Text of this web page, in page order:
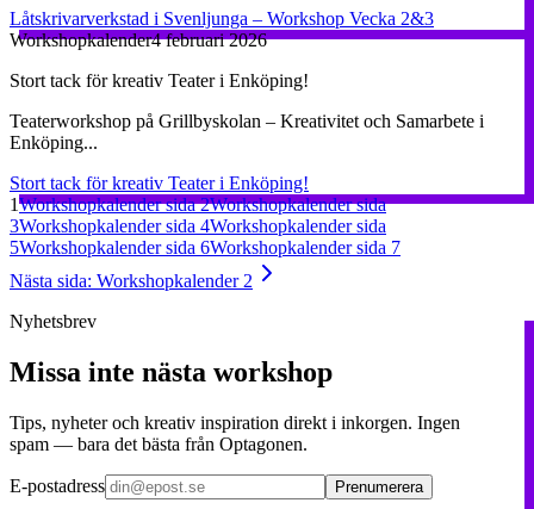
Låtskrivarverkstad i Svenljunga – Workshop Vecka 2&3
Workshopkalender4 februari 2026
Stort tack för kreativ Teater i Enköping!
Teaterworkshop på Grillbyskolan – Kreativitet och Samarbete i
Enköping...
Stort tack för kreativ Teater i Enköping!
1Workshopkalendersida2Workshopkalendersida
3Workshopkalendersida 4Workshopkalendersida
5Workshopkalendersida 6Workshopkalendersida 7
Nästa sida: Workshopkalender 2
Nyhetsbrev
Missa inte nästa workshop
Tips, nyheter och kreativ inspiration direkt i inkorgen. Ingen
spam — bara det bästa från Optagonen.
E-postadress Prenumerera